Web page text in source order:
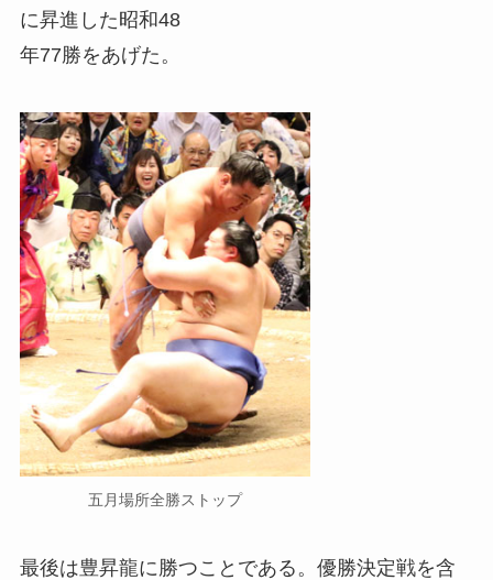
に昇進した昭和48
年77勝をあげた。
五月場所全勝ストップ
最後は豊昇龍に勝つことである。優勝決定戦を含